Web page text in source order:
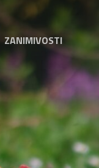
ZANIMIVOSTI